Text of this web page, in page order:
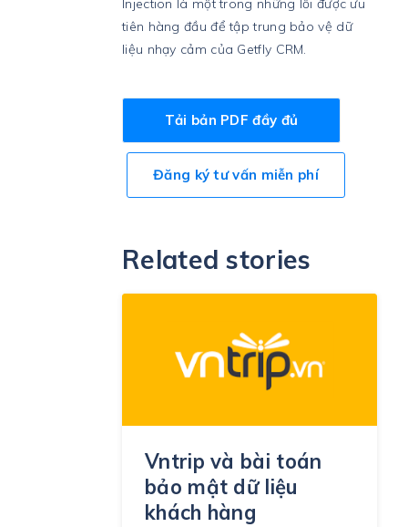
tiên hàng đầu để tập trung bảo vệ dữ
liệu nhạy cảm của Getfly CRM.
Tải bản PDF đầy đủ
Đăng ký tư vấn miễn phí
Related stories
Vntrip và bài toán
bảo mật dữ liệu
khách hàng